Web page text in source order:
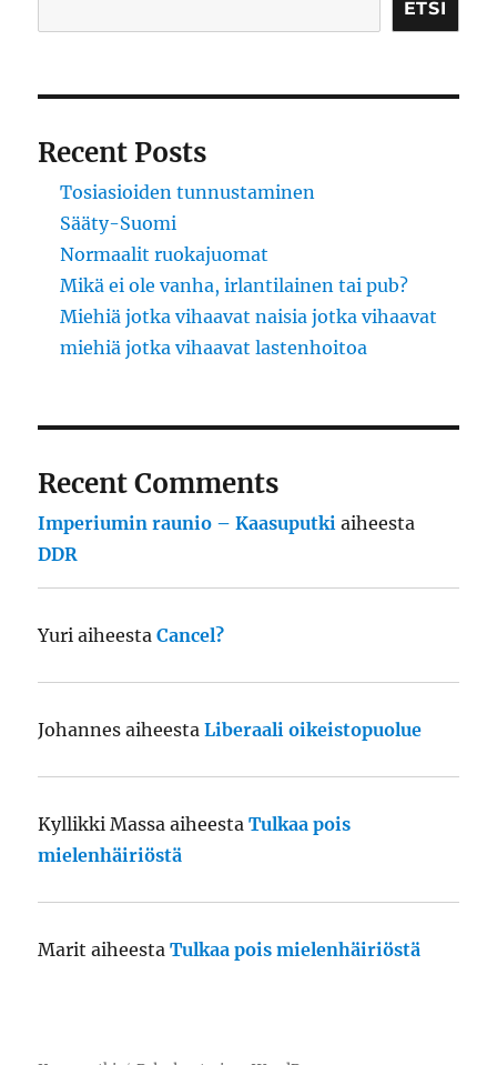
ETSI
Recent Posts
Tosiasioiden tunnustaminen
Sääty-Suomi
Normaalit ruokajuomat
Mikä ei ole vanha, irlantilainen tai pub?
Miehiä jotka vihaavat naisia jotka vihaavat
miehiä jotka vihaavat lastenhoitoa
Recent Comments
Imperiumin raunio – Kaasuputki aiheesta
DDR
Yuri aiheestaCancel?
Johannes aiheestaLiberaali oikeistopuolue
Kyllikki Massa aiheestaTulkaa pois
mielenhäiriöstä
Marit aiheestaTulkaa pois mielenhäiriöstä